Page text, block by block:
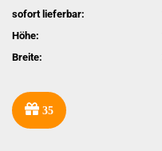
sofort lieferbar:
Höhe:
Breite:
35